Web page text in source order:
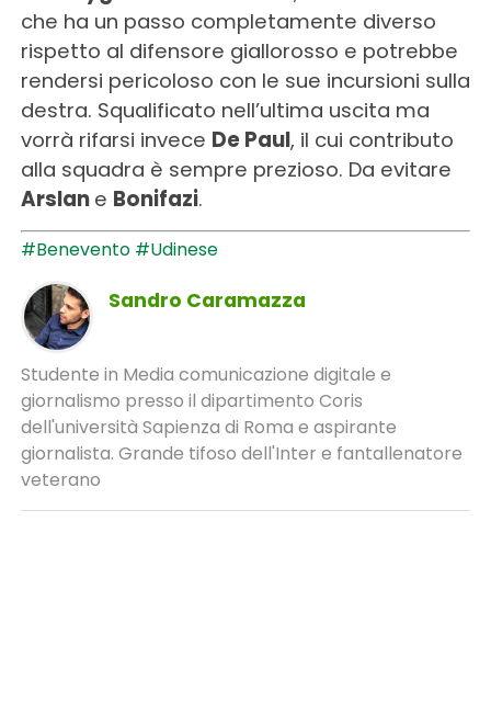
che ha un passo completamente diverso
rispetto al difensore giallorosso e potrebbe
rendersi pericoloso con le sue incursioni sulla
destra. Squalificato nell’ultima uscita ma
vorrà rifarsi invece De Paul, il cui contributo
alla squadra è sempre prezioso. Da evitare
Arslan e Bonifazi.
#Benevento #Udinese
Sandro Caramazza
Studente in Media comunicazione digitale e
giornalismo presso il dipartimento Coris
dell'università Sapienza di Roma e aspirante
giornalista. Grande tifoso dell'Inter e fantallenatore
veterano